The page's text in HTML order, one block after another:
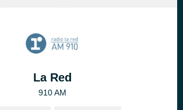
La Red
910 AM